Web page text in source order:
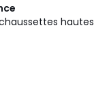
hautes